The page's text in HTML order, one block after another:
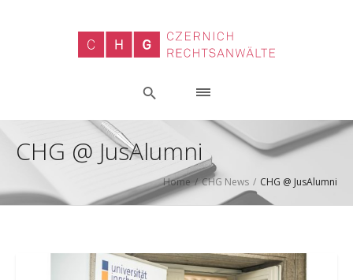
CHG @ JusAlumni
Home /CHG News / CHG @ JusAlumni